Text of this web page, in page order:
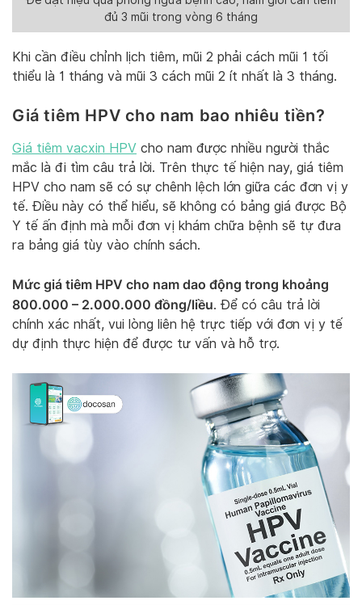
đủ 3 mũi trong vòng 6 tháng
Khi cần điều chỉnh lịch tiêm, mũi 2 phải cách mũi 1 tối
thiểu là 1 tháng và mũi 3 cách mũi 2 ít nhất là 3 tháng.
Giá tiêm HPV cho nam bao nhiêu tiền?
Giá tiêm vacxin HPV cho nam được nhiều người thắc
mắc là đi tìm câu trả lời. Trên thực tế hiện nay, giá tiêm
HPV cho nam sẽ có sự chênh lệch lớn giữa các đơn vị y
tế. Điều này có thể hiểu, sẽ không có bảng giá được Bộ
Y tế ấn định mà mỗi đơn vị khám chữa bệnh sẽ tự đưa
ra bảng giá tùy vào chính sách.
Mức giá tiêm HPV cho nam dao động trong khoảng
800.000 – 2.000.000 đồng/liều. Để có câu trả lời
chính xác nhất, vui lòng liên hệ trực tiếp với đơn vị y tế
dự định thực hiện để được tư vấn và hỗ trợ.